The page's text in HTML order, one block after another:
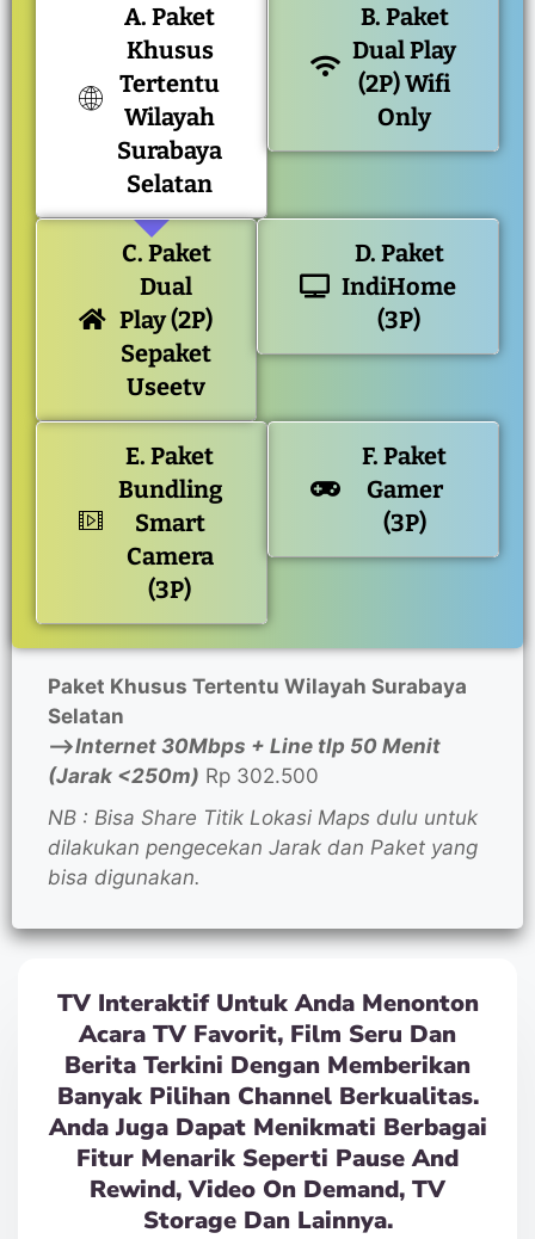
A. Paket
Khusus
Tertentu
Wilayah
Surabaya
Selatan
B. Paket
Dual Play
(2P) Wifi
Only
C. Paket
Dual
Play (2P)
Sepaket
Useetv
D. Paket
IndiHome
(3P)
E. Paket
Bundling
Smart
Camera
(3P)
F. Paket
Gamer
(3P)
Paket Khusus Tertentu Wilayah Surabaya
Selatan
—>Internet 30Mbps + Line tlp 50 Menit
(Jarak <250m) Rp 302.500
NB : Bisa Share Titik Lokasi Maps dulu untuk
dilakukan pengecekan Jarak dan Paket yang
bisa digunakan.
TV Interaktif Untuk Anda Menonton
Acara TV Favorit, Film Seru Dan
Berita Terkini Dengan Memberikan
Banyak Pilihan Channel Berkualitas.
Anda Juga Dapat Menikmati Berbagai
Fitur Menarik Seperti Pause And
Rewind, Video On Demand, TV
Storage Dan Lainnya.